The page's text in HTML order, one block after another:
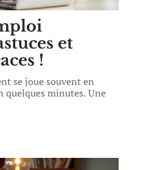
et
!
se joue souvent en
quelques minutes. Une